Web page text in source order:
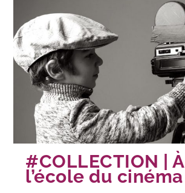
#COLLECTION | À
l’école du cinéma